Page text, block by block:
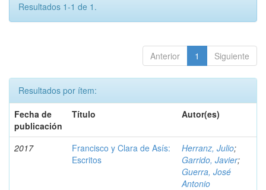
Resultados 1-1 de 1.
Anterior 1 Siguiente
Resultados por ítem:
Fecha de
publicación
Título Autor(es)
2017
Francisco y Clara de Asís:
Escritos
Herranz, Julio;
Garrido, Javier;
Guerra, José
Antonio